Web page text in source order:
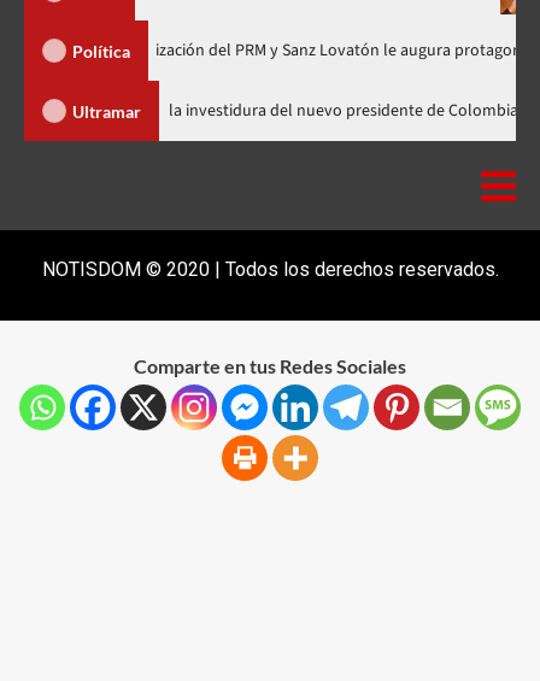
Política
Organización del PRM y Sanz Lovatón le augura protagonismo político
Ultramar
Abinader llega a Cali para asistir a la investidura del nuevo presidente
NOTISDOM © 2020 | Todos los derechos reservados.
Comparte en tus Redes Sociales